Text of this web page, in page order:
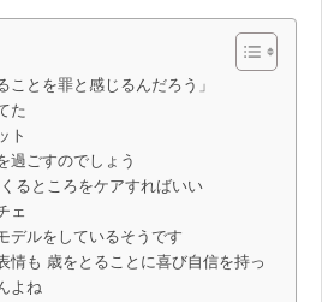
ことを罪と感じるんだろう」
た
ト
ごすのでしょう
るところをケアすればいい
ェ
デルをしているそうです
情も 歳をとることに喜び自信を持っ
よね